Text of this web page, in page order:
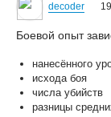
decoder
Боевой опыт
нанесённого
исхода боя
числа убийств
разницы